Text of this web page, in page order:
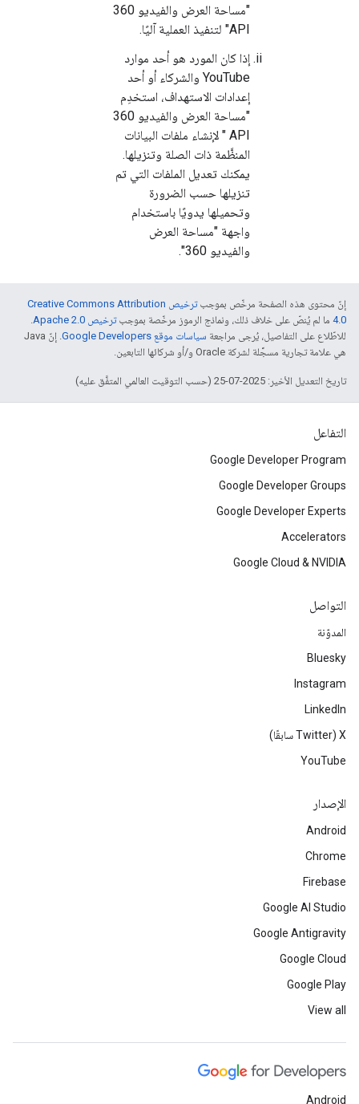
"مساحة العرض والفيديو 360
API" لتنفيذ العملية آليًا.
إذا كان المورد هو أحد موارد
YouTube والشركاء أو أحد
إعدادات الاستهداف، استخدِم
"مساحة العرض والفيديو 360
API " لإنشاء ملفات البيانات
المنظَّمة ذات الصلة وتنزيلها.
يمكنك تعديل الملفات التي تم
تنزيلها حسب الضرورة
وتحميلها يدويًا باستخدام
واجهة "مساحة العرض
والفيديو 360".
إنّ محتوى هذه الصفحة مرخّص بموجب
ترخيص Creative Commons Attribution
4.0‏ ما لم يُنصّ على خلاف ذلك، ونماذج الرموز مرخّصة بموجبترخيص Apache 2.0‏
.
للاطّلاع على التفاصيل، يُرجى مراجعة سياسات موقع Google Developers‏
. إنّ Java
هي علامة تجارية مسجَّلة لشركة Oracle و/أو شركائها التابعين.
تاريخ التعديل الأخير: 2025-07-25 (حسب التوقيت العالمي المتفَّق عليه)
التفاعل
Google Developer Program
Google Developer Groups
Google Developer Experts
Accelerators
Google Cloud & NVIDIA
التواصل
المدوّنة
Bluesky
Instagram
LinkedIn
‫X ‏(Twitter سابقًا)
YouTube
الإصدار
Android
Chrome
Firebase
Google AI Studio
Google Antigravity
Google Cloud
Google Play
View all
Android